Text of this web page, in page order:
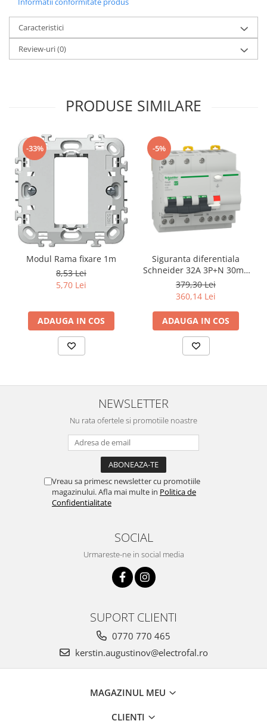
Caracteristici
Review-uri(0)
PRODUSE SIMILARE
-33%
Modul Rama fixare 1m
8,53 Lei
5,70 Lei
ADAUGA IN COS
-5%
Siguranta diferentiala
Schneider 32A 3P+N 30mA
curba C tipAC 4,5kA RCBO
Easy9 EZ9D32732
379,30 Lei
360,14 Lei
ADAUGA IN COS
NEWSLETTER
Nu rata ofertele si promotiile noastre
Vreau sa primesc newsletter cu promotiile
magazinului. Afla mai multe in Politica de
Confidentialitate
SOCIAL
Urmareste-ne in social media
SUPORT CLIENTI
0770 770 465
kerstin.augustinov@electrofal.ro
MAGAZINUL MEU
CLIENTI